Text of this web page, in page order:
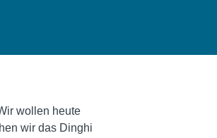
wollen heute
wir das Dinghi